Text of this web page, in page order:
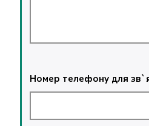
Номер телефону для